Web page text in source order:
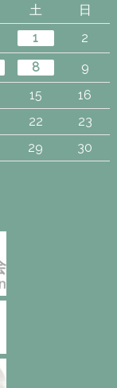
土
日
1
2
8
9
15
16
22
23
29
30